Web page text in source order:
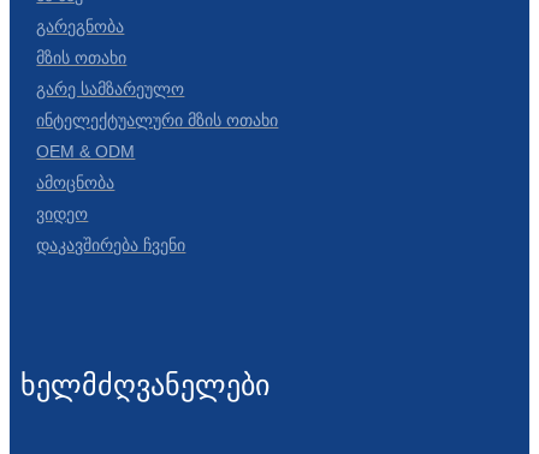
Გარეგნობა
Მზის Ოთახი
Გარე Სამზარეულო
Ინტელექტუალური Მზის Ოთახი
OEM & ODM
Ამოცნობა
Ვიდეო
Დაკავშირება Ჩვენი
ხელმძღვანელები